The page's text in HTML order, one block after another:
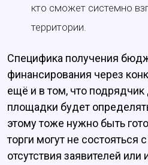
кто сможет системно
территории.
Специфика получения
финансирования через
ещё и в том, что подрядчик
площадки будет
этому тоже нужно быть
торги могут не состояться
отсутствия заявителей или